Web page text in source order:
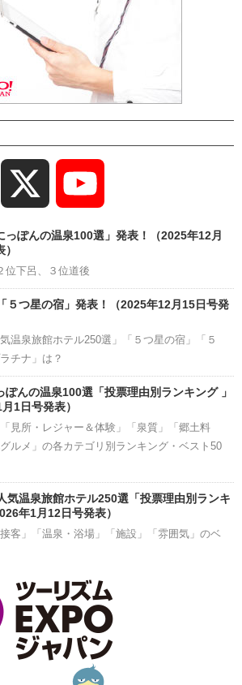
Instagram
Channel
っぽんの温泉100選」発表！（2025年12月
位下呂、３位道後
５つ星の宿」発表！（2025年12月15日号発
温泉旅館ホテル250選」「５つ星の宿」「５
チナ」は？
ぽんの温泉100選「投票理由別ランキング 」
月1日号発表）
「見所・レジャー＆体験」「泉質」「郷土料
ルメ」の各カテゴリ別ランキング・ベスト50
気温泉旅館ホテル250選「投票理由別ランキ
年1月12日号発表）
接客」「温泉・浴場」「施設」「雰囲気」のベ